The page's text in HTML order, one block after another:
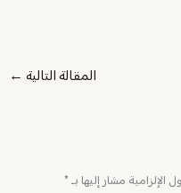
المقالة التالية ←
الإلزامية مشار إليها بـ*